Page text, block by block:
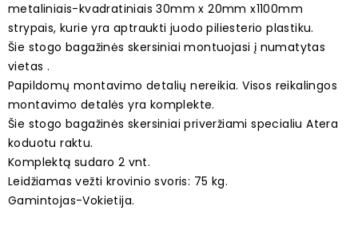
metaliniais-kvadratiniais 30mm x 20mm x1100mm
strypais, kurie yra aptraukti juodo piliesterio plastiku.
Šie stogo bagažinės skersiniai montuojasi į numatytas
vietas .
Papildomų montavimo detalių nereikia. Visos reikalingos
montavimo detalės yra komplekte.
Šie stogo bagažinės skersiniai priveržiami specialiu Atera
koduotu raktu.
Komplektą sudaro 2 vnt.
Leidžiamas vežti krovinio svoris: 75 kg.
Gamintojas-Vokietija.